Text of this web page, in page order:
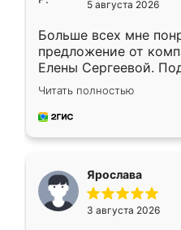
5 августа 2026
Больше всех мне
предложение от
Елены Сергеевой.
короткие сроки
для замера
предложил по моему
Читать полностью
Ярослава
3 августа 2026